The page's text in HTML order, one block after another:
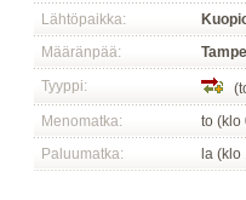
Lähtöpaikka:
Määränpää:
Tyyppi:
Menomatka:
to (klo
Paluumatka:
la (klo